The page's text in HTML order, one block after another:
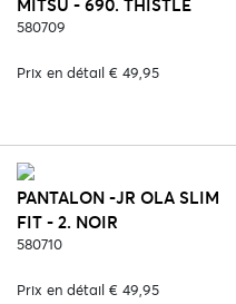
MITSU - 690. THISTLE
PURPLE
580709
Prix en détail € 49,95
PANTALON -JR OLA SLIM
FIT - 2. NOIR
580710
Prix en détail € 49,95